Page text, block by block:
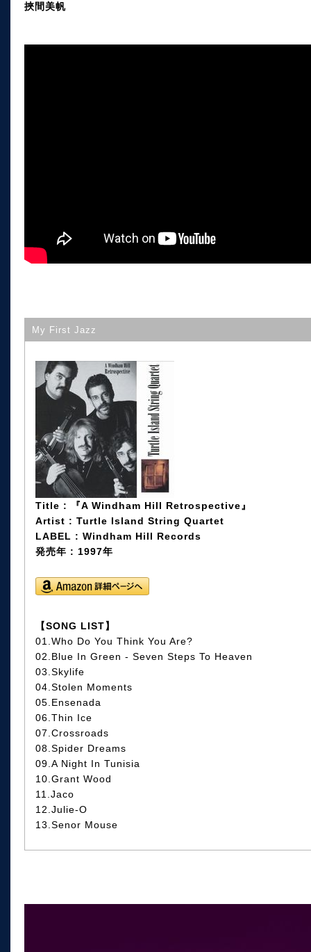
挾間美帆
My First Jazz
Title : 『A Windham Hill Retrospective』
Artist : Turtle Island String Quartet
LABEL : Windham Hill Records
発売年 : 1997年
【SONG LIST】
01.Who Do You Think You Are?
02.Blue In Green - Seven Steps To Heaven
03.Skylife
04.Stolen Moments
05.Ensenada
06.Thin Ice
07.Crossroads
08.Spider Dreams
09.A Night In Tunisia
10.Grant Wood
11.Jaco
12.Julie-O
13.Senor Mouse